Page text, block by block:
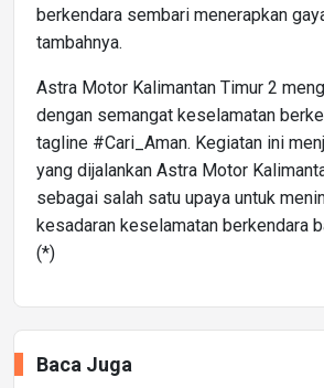
berkendara sembari menerapkan
tambahnya.
Astra Motor Kalimantan Timur 2
dengan semangat keselamatan
tagline #Cari_Aman. Kegiatan ini
yang dijalankan Astra Motor
sebagai salah satu upaya untuk
kesadaran keselamatan berkendara
(*)
Baca Juga